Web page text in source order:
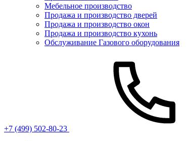
Мебельное производство
Продажа и производство дверей
Продажа и производство окон
Продажа и производство кухонь
Обслуживание Газового оборудования
+7 (499) 502-80-23